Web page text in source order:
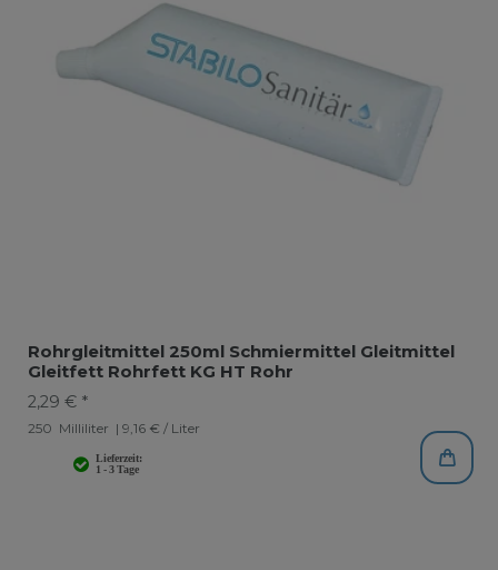
Rohrgleitmittel 250ml Schmiermittel Gleitmittel
Gleitfett Rohrfett KG HT Rohr
2,29 € *
250 Milliliter | 9,16 € / Liter